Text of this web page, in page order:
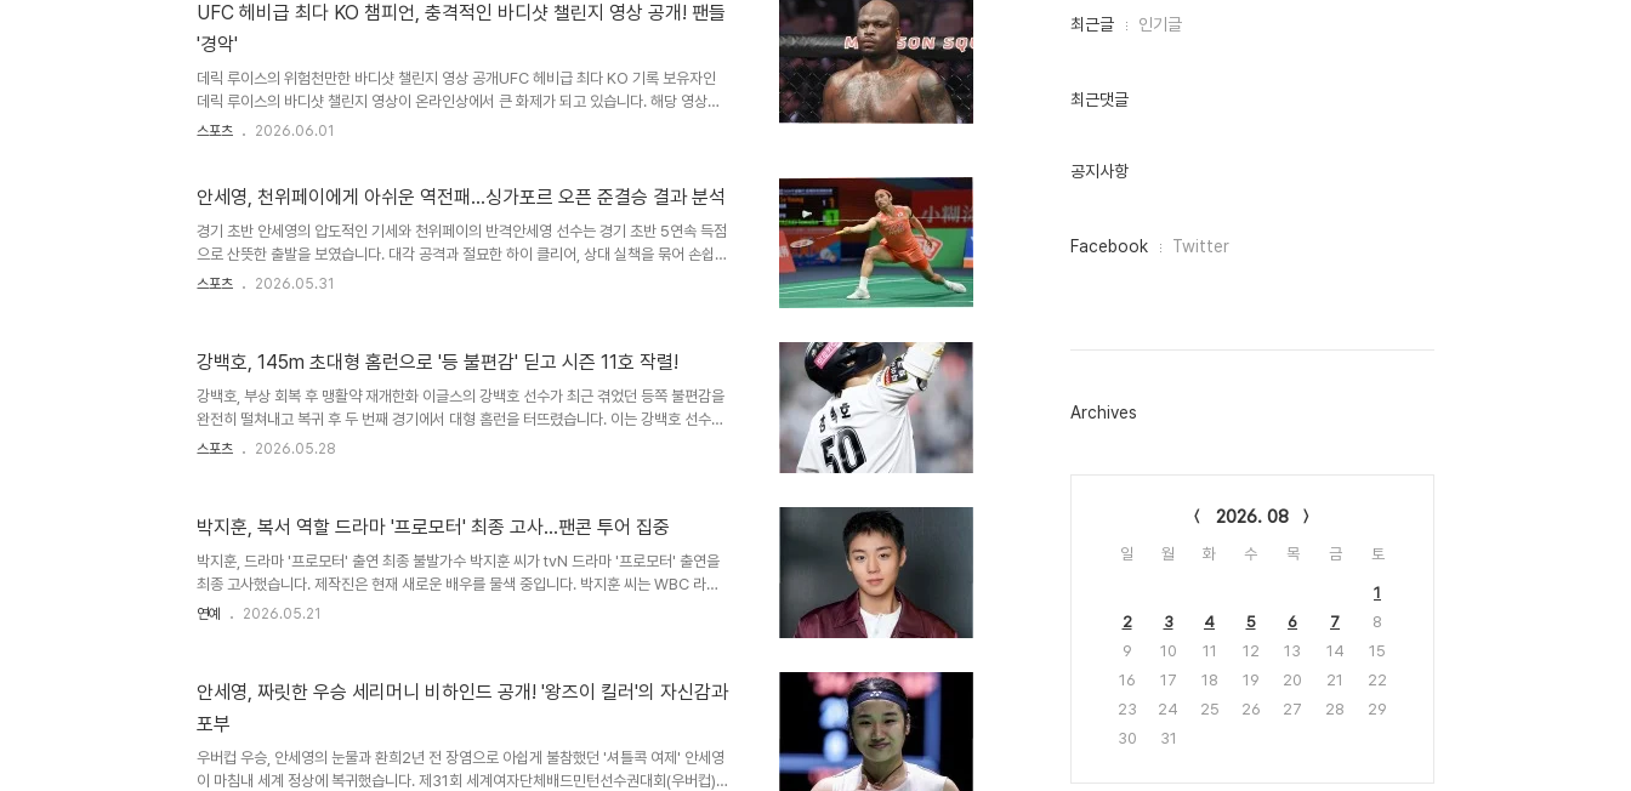
막 세 번째 게임에서는 19-19까지 팽팽한 균형을 유지했으나, 안세영 선수가 결정적인 순
간 연속 득점에 성공하며 최종 스코어 21-19로 승리했습니다. 일본 언론의 평가..
UFC 헤비급 최다 KO 챔피언, 충격적인 바디샷 챌린지 영상 공개! 팬들
'경악'
데릭 루이스의 위험천만한 바디샷 챌린지 영상 공개UFC 헤비급 최다 KO 기록 보유자인
데릭 루이스의 바디샷 챌린지 영상이 온라인상에서 큰 화제가 되고 있습니다. 해당 영상은
전 UFC 파이터 마나 마르티네스가 SNS에 게시하며 빠르게 확산되었습니다. 영상 속 루이
남성이 쓰러진 후 '숨을 못 쉰다'는 외침까지 나올 정도로 아찔한 상황이 연출되었습니다.
이었습니다. 루이스는 UFC 역사상 가장 강력한 펀치를 지닌 파이터 중 한 명으로, 헤비급..
스포츠 2026.06.01
안세영, 천위페이에게 아쉬운 역전패…싱가포르 오픈 준결승 결과 분석
경기 초반 안세영의 압도적인 기세와 천위페이의 반격안세영 선수는 경기 초반 5연속 득점
으로 산뜻한 출발을 보였습니다. 대각 공격과 절묘한 하이 클리어, 상대 실책을 묶어 손쉽게
점수를 쌓아 올렸습니다. 하지만 천위페이 선수가 점차 시동을 걸며 5연속 실점을 허용하며
을 허용하는 아쉬움을 남겼습니다. 안세영 선수의 경기력과 향후 전망비록 이번 경기에서는
패배했지만, 안세영 선수는 30번째 맞대결에서 31분에 이르는 긴 시간 동안 최선을 다했..
스포츠 2026.05.31
강백호, 145m 초대형 홈런으로 '등 불편감' 딛고 시즌 11호 작렬!
강백호, 부상 회복 후 맹활약 재개한화 이글스의 강백호 선수가 최근 겪었던 등쪽 불편감을
완전히 떨쳐내고 복귀 후 두 번째 경기에서 대형 홈런을 터뜨렸습니다. 이는 강백호 선수의
회복 상태에 대한 의구심을 불식시키는 중요한 계기가 되었습니다. 시즌 11호 홈런은 그의
홈런 직후 강백호 선수 본인도 홈런임을 직감했으며, 외야수들도 멈춰 설 정도로 완벽한 타
구였습니다. 경기 흐름을 바꾼 결정적 홈런한화 이글스는 경기 초반 선발 투수..
스포츠 2026.05.28
박지훈, 복서 역할 드라마 '프로모터' 최종 고사…팬콘 투어 집중
박지훈, 드라마 '프로모터' 출연 최종 불발가수 박지훈 씨가 tvN 드라마 '프로모터' 출연을
최종 고사했습니다. 제작진은 현재 새로운 배우를 물색 중입니다. 박지훈 씨는 WBC 라이
트 플라이급 복서 장정구 역을 제안받았으나, 결국 드라마와의 인연은 닿지 않게 되었습니
마 '프로모터' 소개 및 박지훈의 과거 성과'프로모터'는 여성 프로모터와 복서의 만남을 그
린 휴먼 스포츠 드라마입니다. 박지훈 씨는 최근 영화 '왕과 사는 남자'로..
연예 2026.05.21
안세영, 짜릿한 우승 세리머니 비하인드 공개! '왕즈이 킬러'의 자신감과
포부
우버컵 우승, 안세영의 눈물과 환희2년 전 장염으로 아쉽게 불참했던 '셔틀콕 여제' 안세영
이 마침내 세계 정상에 복귀했습니다. 제31회 세계여자단체배드민턴선수권대회(우버컵)에
최
인
최근글 인기글
최근댓글
공지사항
페
그
Facebook Twitter
Archives
2026. 08
일 월 화 수 목 금 토
1
2
3 4 5 6 7
8
9
10 11 12 13 14
15
16
17 18 19 20 21
22
23
24 25 26 27 28
29
30
31